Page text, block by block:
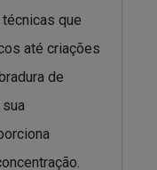
que
até criações
de